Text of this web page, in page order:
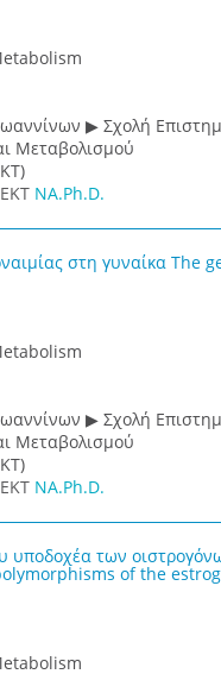
▶ Σχολή
Μεταβολισμού
ΕΚΤ NA.Ph.D.
στη γυναίκα
▶ Σχολή
Μεταβολισμού
ΕΚΤ NA.Ph.D.
των
of the